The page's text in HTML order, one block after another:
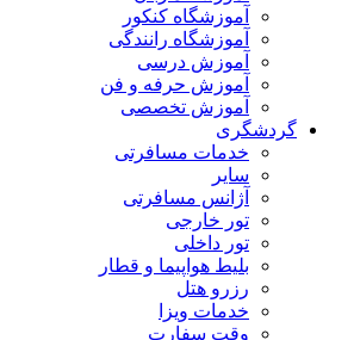
آموزشگاه کنکور
آموزشگاه رانندگی
آموزش درسی
آموزش حرفه و فن
آموزش تخصصی
گردشگری
خدمات مسافرتی
سایر
آژانس مسافرتی
تور خارجی
تور داخلی
بلیط هواپیما و قطار
رزرو هتل
خدمات ویزا
وقت سفارت